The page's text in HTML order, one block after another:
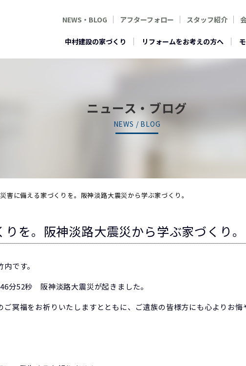
NEWS・BLOG アフターフォロー スタッフ紹介
中村建設の家づくり リフォームをお考えの方へ
ニュース・ブログ
NEWS / BLOG
災害に備える家づくりを。阪神淡路大震災から学ぶ家づくり。
を。阪神淡路大震災から学ぶ家づくり。
です。
分52秒 阪神淡路大震災が起きました。
冥福をお祈りいたしますとともに、ご遺族の皆様方にも心よりお悔